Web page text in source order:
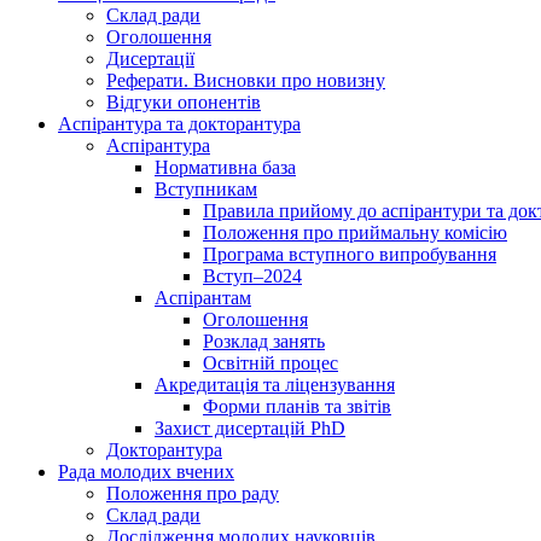
Склад ради
Оголошення
Дисертації
Реферати. Висновки про новизну
Відгуки опонентів
Аспірантура та докторантура
Аспірантура
Нормативна база
Вступникам
Правила прийому до аспірантури та
Положення про приймальну комісію
Програма вступного випробування
Вступ–2024
Аспірантам
Оголошення
Розклад занять
Освітній процес
Акредитація та ліцензування
Форми планів та звітів
Захист дисертацій PhD
Докторантура
Рада молодих вчених
Положення про раду
Склад ради
Дослідження молодих науковців